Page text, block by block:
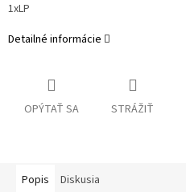
1xLP
Detailné informácie
OPÝTAŤ SA STRÁŽIŤ
Popis Diskusia